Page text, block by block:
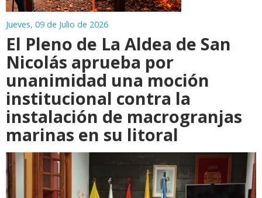
Jueves, 09 de Julio de 2026
El Pleno de La Aldea de San
Nicolás aprueba por
unanimidad una moción
institucional contra la
instalación de macrogranjas
marinas en su litoral